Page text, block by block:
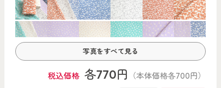
税込価格 各770円 （本体価格各700円）